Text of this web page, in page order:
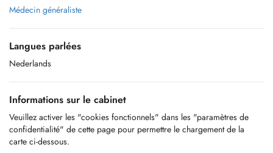
Médecin généraliste
Langues parlées
Nederlands
Informations sur le cabinet
Veuillez activer les "cookies fonctionnels" dans les "paramètres de
confidentialité" de cette page pour permettre le chargement de la
carte ci-dessous.